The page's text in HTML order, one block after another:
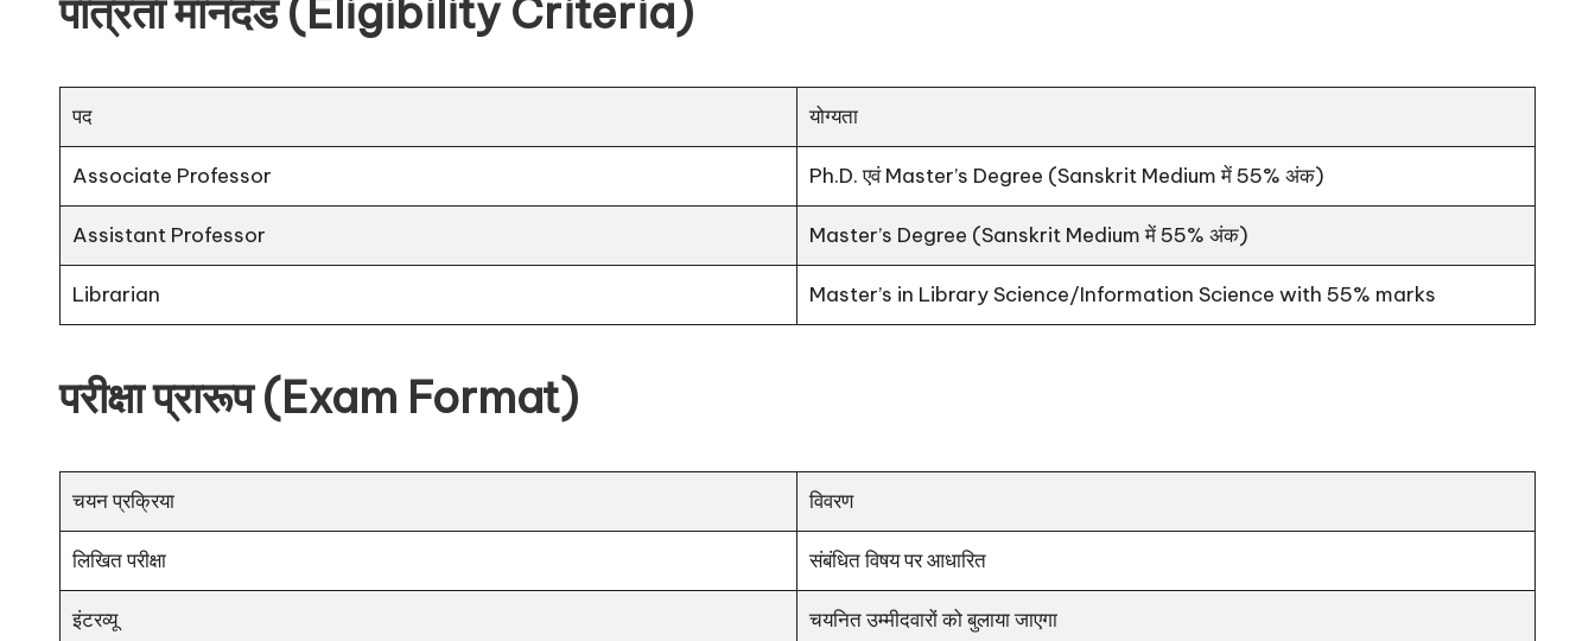
पात्रता मानदंड (Eligibility Criteria)
पद योग्यता
Associate Professor Ph.D. एवं Master’s Degree (Sanskrit Medium में 55% अंक)
Assistant Professor Master’s Degree (Sanskrit Medium में 55% अंक)
Librarian Master’s in Library Science/Information Science with 55% marks
परीक्षा प्रारूप (Exam Format)
चयन प्रक्रिया विवरण
लिखित परीक्षा संबंधित विषय पर आधारित
इंटरव्यू चयनित उम्मीदवारों को बुलाया जाएगा